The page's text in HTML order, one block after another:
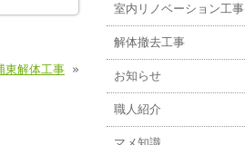
東解体工事 »
室内リノベーション工事
解体撤去工事
お知らせ
職人紹介